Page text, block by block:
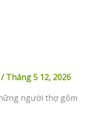
/Tháng 5 12, 2026
người thợ gốm